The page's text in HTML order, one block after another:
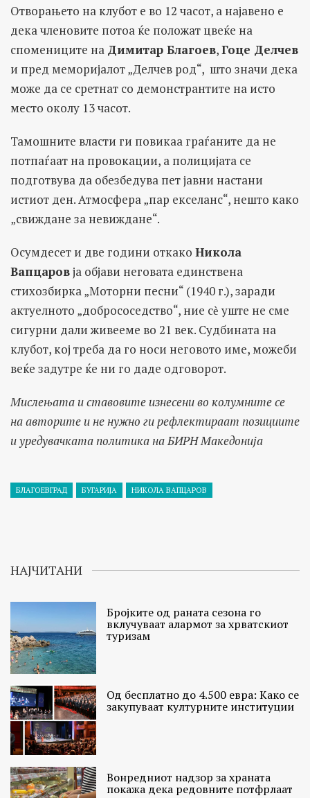
Отворањето на клубот е во 12 часот, а најавено е
дека членовите потоа ќе положат цвеќе на
спомениците на Димитар Благоев,Гоце Делчев
и пред меморијалот „Делчев род“, што значи дека
може да се сретнат со демонстрантите на исто
место околу 13 часот.
Тамошните власти ги повикаа граѓаните да не
потпаѓаат на провокации, а полицијата се
подготвува да обезбедува пет јавни настани
истиот ден. Атмосфера „пар екселанс“, нешто како
„свиждане за невиждане“.
Осумдесет и две години откако Никола
Вапцаровја објави неговата единствена
стихозбирка „Моторни песни“ (1940 г.), заради
актуелното „добрососедство“, ние сѐ уште не сме
сигурни дали живееме во 21 век. Судбината на
клубот, кој треба да го носи неговото име, можеби
веќе задутре ќе ни го даде одговорот.
Мислењата и ставовите изнесени во колумните се
на авторите и не нужно ги рефлектираат позициите
и уредувачката политика на БИРН Македонија
БЛАГОЕВГРАД БУГАРИЈА НИКОЛА ВАПЦАРОВ
НАЈЧИТАНИ
Бројките од раната сезона го
вклучуваат алармот за хрватскиот
туризам
Од бесплатно до 4.500 евра: Како се
закупуваат културните институции
Вонредниот надзор за храната
покажа дека редовните потфрлаат